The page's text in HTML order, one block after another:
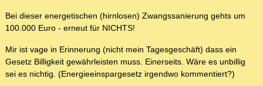
Bei dieser energetischen (hirnlosen) Zwangssanierung gehts um
100.000 Euro - erneut für NICHTS!
Mir ist vage in Erinnerung (nicht mein Tagesgeschäft) dass ein
Gesetz Billigkeit gewährleisten muss. Einerseits. Wäre es unbillig
sei es nichtig. (Energieeinspargesetz irgendwo kommentiert?)